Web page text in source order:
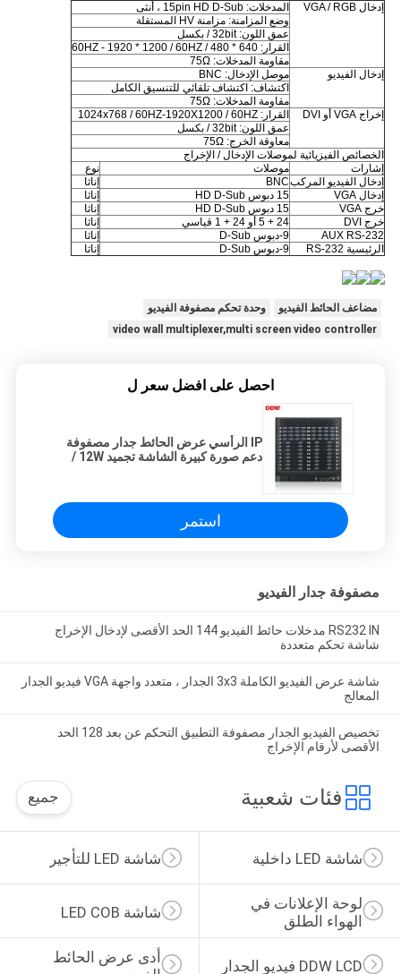
إدخال VGA / RGB
المدخلات: 15pin HD D-Sub ، أنثى
وضع المزامنة: مزامنة HV المستقلة
عمق اللون: 32bit / بكسل
القرار: 640 * 480 / 60HZ - 1920 * 1200 / 60HZ
مقاومة المدخلات: 75Ω
إدخال الفيديو
موصل الإدخال: BNC
اكتشاف: اكتشاف تلقائي للتنسيق الكامل
مقاومة المدخلات: 75Ω
إخراج VGA أو DVI
القرار: 1024x768 / 60HZ-1920X1200 / 60HZ
عمق اللون: 32bit / بكسل
معاوقة الخرج: 75Ω
الخصائص الفيزيائية لموصلات الإدخال / الإخراج
إشارات
موصلات
نوع
إدخال الفيديو المركبBNC
إناثا
إدخال VGA
15 دبوس HD D-Sub
إناثا
خرج VGA
15 دبوس HD D-Sub
إناثا
خرج DVI
24 + 5 أو 24 + 1 قياسي
إناثا
AUX RS-232
9-دبوس D-Sub
إناثا
الرئيسية RS-232
9-دبوس D-Sub إناثا
مضاعف الحائط الفيديو
وحدة تحكم مصفوفة الفيديو
video wall multiplexer,multi screen video controller
احصل على افضل سعر ل
IP الرأسي عرض الحائط جدار مصفوفة
دعم صورة كبيرة الشاشة تجميد 12W /
استمر
مصفوفة جدار الفيديو
RS232 IN مدخلات حائط الفيديو 144 الحد الأقصى لإدخال الإخراج
شاشة تحكم متعددة
شاشة عرض الفيديو الكاملة 3x3 الجدار ، متعدد واجهة VGA فيديو الجدار
المعالج
تخصيص الفيديو الجدار مصفوفة التطبيق التحكم عن بعد 128 الحد
الأقصى لأرقام الإخراج
فئات شعبية جميع
شاشة LED للتأجير شاشة LED داخلية
شاشة LED COB
لوحة الإعلانات في
الهواء الطلق
أدى عرض الحائط
DDW LCD فيديو الجدار